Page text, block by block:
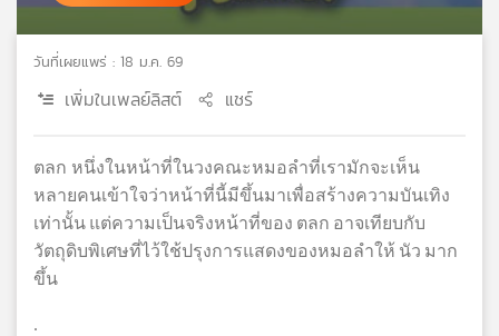
แผนที่
วิทยุ
เครือ
วันที่เผยแพร่ : 18 ม.ค. 69
เพิ่มในเพลย์ลิสต์ แชร์
ตลก หนึ่งในหน้าที่ในวงคณะหมอลำที่เรามักจะเห็น
หลายคนเข้าใจว่าหน้าที่นี้มีขึ้นมาเพื่อสร้างความบันเทิง
เท่านั้น แต่ความเป็นจริงหน้าที่ของ ตลก อาจเทียบกับ
วัตถุดิบพิเศษที่ไว้ใช้ปรุงการแสดงของหมอลำให้ นัว มาก
ขึ้น
.